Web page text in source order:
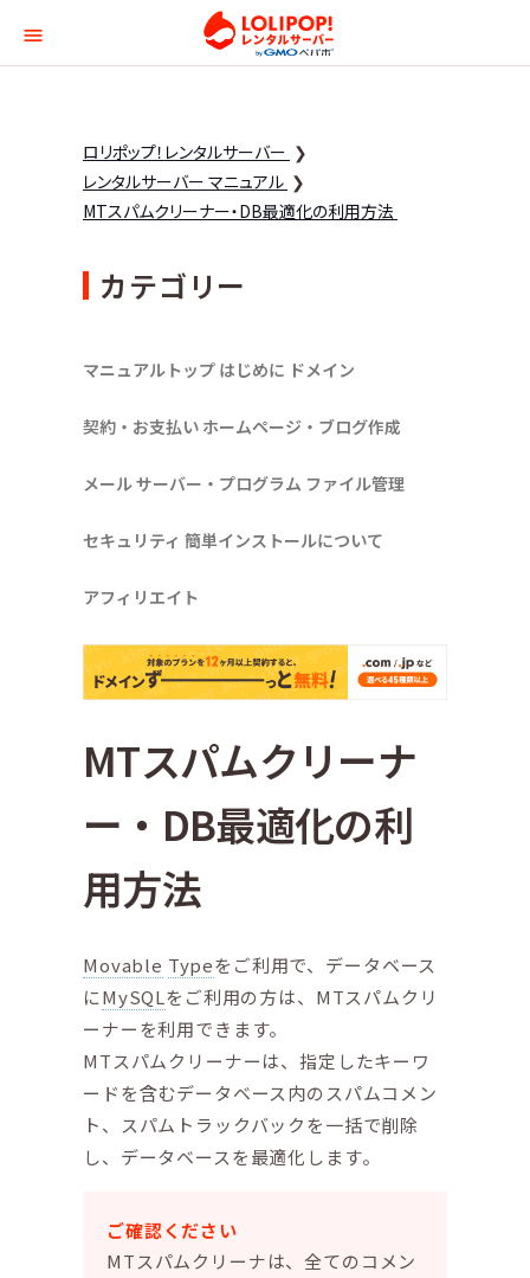
ロリポップ！レンタル
ロリポップ！レンタルサーバー
レンタルサーバー マニュアル
MTスパムクリーナー・DB最適化の利用方法
カテゴリー
マニュアルトップ はじめに ドメイン
契約・お支払い ホームページ・ブログ作成
メールサーバー・プログラム ファイル管理
セキュリティ 簡単インストールについて
アフィリエイト
MTスパムクリーナ
ー・DB最適化の利
用方法
Movable Typeをご利用で、データベース
にMySQLをご利用の方は、MTスパムクリ
ーナーを利用できます。
MTスパムクリーナーは、指定したキーワ
ードを含むデータベース内のスパムコメン
ト、スパムトラックバックを一括で削除
し、データベースを最適化します。
ご確認ください
MTスパムクリーナは、全てのコメン